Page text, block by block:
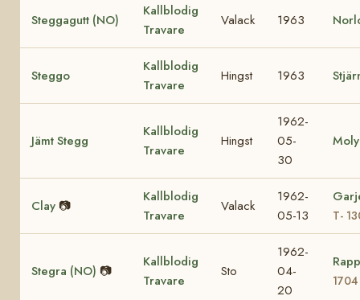
Steggagutt (NO)
Kallblodig
Travare
Valack 1963
Steggo
Kallblodig
Travare
Hingst 1963
Jämt Stegg
Kallblodig
Travare
Hingst
1962-
05-
30
Clay 📷
Kallblodig
Travare
Valack
1962-
05-13
T-
Stegra (NO) 📷
Kallblodig
Travare
Sto
1962-
04-
20
1704